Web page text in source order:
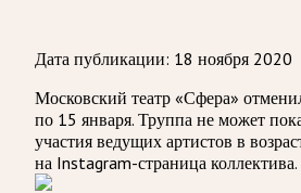
Дата публикации: 18 ноября 2020
Московский театр «Сфера»
по 15 января. Труппа не может
участия ведущих артистов в
на Instagram-страница коллектива.